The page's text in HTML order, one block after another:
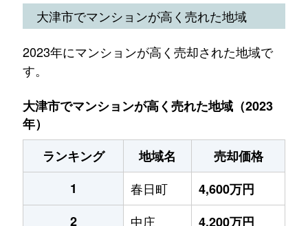
大津市でマンションが高く売れた地域
2023年にマンションが高く売却された地域で
す。
大津市でマンションが高く売れた地域（2023
年）
ランキング
地域名
売却価格
1
春日町
4,600万円
2
中庄
4,200万円